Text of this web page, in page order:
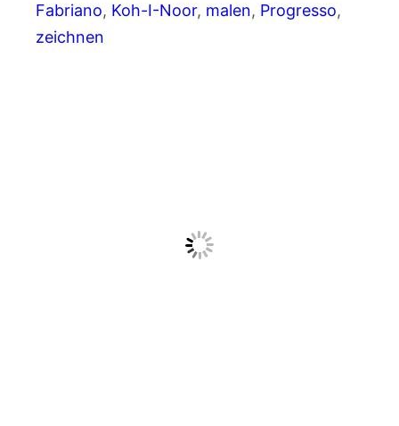
Fabriano, Koh-I-Noor, malen, Progresso
zeichnen